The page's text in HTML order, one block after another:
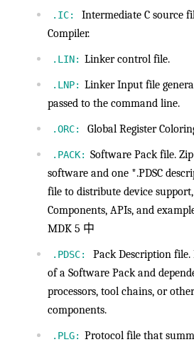
.IC:
Intermediate C source
Compiler.
.LIN: Linker control file.
.LNP: Linker Input file
passed to the command line.
.ORC: Global Register
.PACK: Software Pack file.
software and one *.PDSC
file to distribute device
Components, APIs, and
MDK 5 中
.PDSC:
Pack Description file.
of a Software Pack and
processors, tool chains, or
components.
.PLG: Protocol file that